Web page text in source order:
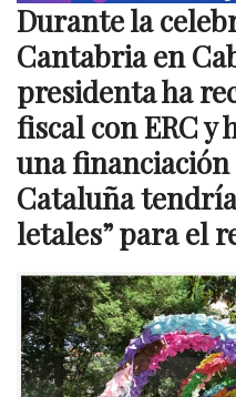
Durante la
Cantabria en
presidenta ha
fiscal con ERC y
una
Cataluña
letales” para el